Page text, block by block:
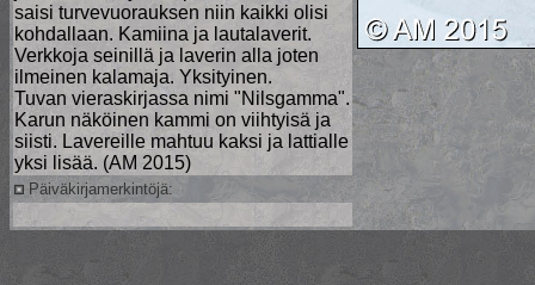
saisi turvevuorauksen niin kaikki olisi
kohdallaan. Kamiina ja lautalaverit.
Verkkoja seinillä ja laverin alla joten
ilmeinen kalamaja. Yksityinen.
Tuvan vieraskirjassa nimi "Nilsgamma".
Karun näköinen kammi on viihtyisä ja
siisti. Lavereille mahtuu kaksi ja lattialle
yksi lisää. (AM 2015)
Päiväkirjamerkintöjä: